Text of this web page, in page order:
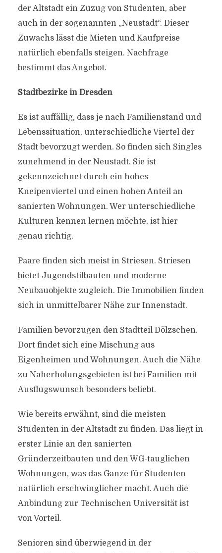
der Altstadt ein Zuzug von Studenten, aber
auch in der sogenannten „Neustadt“. Dieser
Zuwachs lässt die Mieten und Kaufpreise
natürlich ebenfalls steigen. Nachfrage
bestimmt das Angebot.
Stadtbezirke in Dresden
Es ist auffällig, dass je nach Familienstand und
Lebenssituation, unterschiedliche Viertel der
Stadt bevorzugt werden. So finden sich Singles
zunehmend in der Neustadt. Sie ist
gekennzeichnet durch ein hohes
Kneipenviertel und einen hohen Anteil an
sanierten Wohnungen. Wer unterschiedliche
Kulturen kennen lernen möchte, ist hier
genau richtig.
Paare finden sich meist in Striesen. Striesen
bietet Jugendstilbauten und moderne
Neubauobjekte zugleich. Die Immobilien finden
sich in unmittelbarer Nähe zur Innenstadt.
Familien bevorzugen den Stadtteil Dölzschen.
Dort findet sich eine Mischung aus
Eigenheimen und Wohnungen. Auch die Nähe
zu Naherholungsgebieten ist bei Familien mit
Ausflugswunsch besonders beliebt.
Wie bereits erwähnt, sind die meisten
Studenten in der Altstadt zu finden. Das liegt in
erster Linie an den sanierten
Gründerzeitbauten und den WG-tauglichen
Wohnungen, was das Ganze für Studenten
natürlich erschwinglicher macht. Auch die
Anbindung zur Technischen Universität ist
von Vorteil.
Senioren sind überwiegend in der